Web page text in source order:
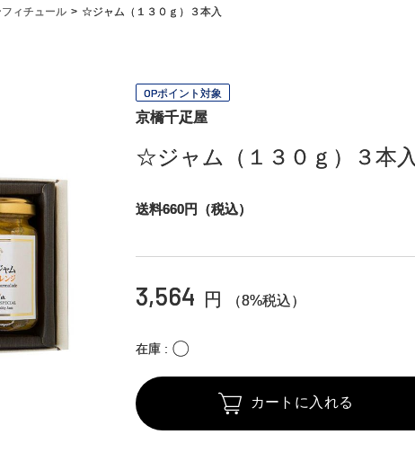
ィチュール ☆ジャム（１３０ｇ）３本入
OPポイント対象
京橋千疋屋
☆ジャム（１３０ｇ）３本入
送料660円（税込）
3,564 円 （8%税込）
在庫 〇
カートに入れる